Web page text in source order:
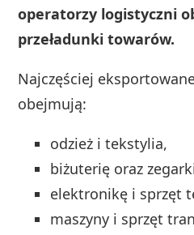
operatorzy logistyczni
przeładunki towarów.
Najczęściej
obejmują:
odzież i tekstylia,
biżuterię oraz
elektronikę i sprzęt
maszyny i sprzęt